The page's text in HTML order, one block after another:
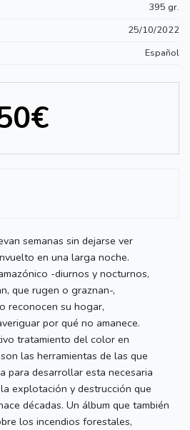
395 gr.
25/10/2022
Español
semanas sin dejarse ver
en una larga noche.
-diurnos y nocturnos,
que rugen o graznan-,
reconocen su hogar,
por qué no amanece.
tratamiento del color en
las herramientas de las que
para desarrollar esta necesaria
explotación y destrucción que
décadas. Un álbum que también
los incendios forestales,